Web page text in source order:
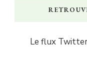
Le flux